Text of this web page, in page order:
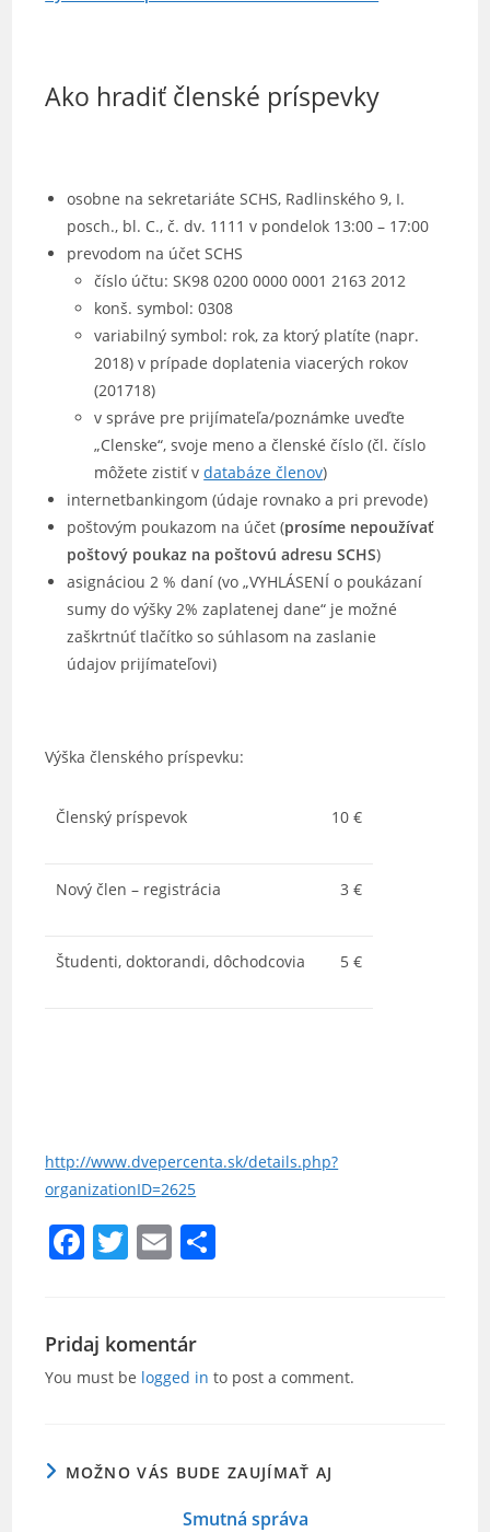
Ako hradiť členské príspevky
osobne na sekretariáte SCHS, Radlinského 9, I.
posch., bl. C., č. dv. 1111 v pondelok 13:00 – 17:00
prevodom na účet SCHS
číslo účtu: SK98 0200 0000 0001 2163 2012
konš. symbol: 0308
variabilný symbol: rok, za ktorý platíte (napr.
2018) v prípade doplatenia viacerých rokov
(201718)
v správe pre prijímateľa/poznámke uveďte
„Clenske“, svoje meno a členské číslo (čl. číslo
môžete zistiť vdatabáze členov)
internetbankingom (údaje rovnako a pri prevode)
poštovým poukazom na účet (prosíme nepoužívať
poštový poukaz na poštovú adresu SCHS)
asignáciou 2 % daní (vo „VYHLÁSENÍ o poukázaní
sumy do výšky 2% zaplatenej dane“ je možné
zaškrtnúť tlačítko so súhlasom na zaslanie
údajov prijímateľovi)
Výška členského príspevku:
Členský príspevok 10 €
Nový člen – registrácia 3 €
Študenti, doktorandi, dôchodcovia 5 €
http://www.dvepercenta.sk/details.php?
organizationID=2625
F
e
b
o
k
T
er
E
l
Pridaj komentár
You must be logged in to post a comment.
MOŽNO VÁS BUDE ZAUJÍMAŤ AJ
Smutná správa